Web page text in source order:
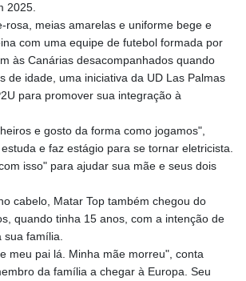
2025.
rosa, meias amarelas e uniforme bege e
com uma equipe de futebol formada por
às Canárias desacompanhados quando
de idade, uma iniciativa da UD Las Palmas
para promover sua integração à
e gosto da forma como jogamos",
e faz estágio para se tornar eletricista.
isso" para ajudar sua mãe e seus dois
cabelo, Matar Top também chegou do
quando tinha 15 anos, com a intenção de
sua família.
meu pai lá. Minha mãe morreu", conta
da família a chegar à Europa. Seu